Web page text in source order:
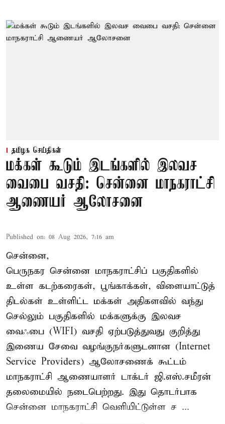
தமிழக செய்திகள்
மக்கள் கூடும் இடங்களில் இலவச
வைபை வசதி: சென்னை மாநகராட்சி
ஆணையர் ஆலோசனை
Published on: 08 Aug 2026, 7:16 am
சென்னை,
பெருநகர சென்னை மாநகராட்சிப் பகுதிகளில்
உள்ள கடற்கரைகள், பூங்காக்கள், விளையாட்டுத்
திடல்கள் உள்ளிட்ட மக்கள் அதிகளவில் வந்து
செல்லும் பகுதிகளில் மக்களுக்கு இலவச
வைஃபை (WIFI) வசதி ஏற்படுத்துவது குறித்து
இணைய சேவை வழங்குநர்களுடனான (Internet
Service Providers) ஆலோசணைக் கூட்டம்
மாநகராட்சி ஆணையாளர் டாக்டர் ஜி.எஸ்.சமீரன்
தலைமையில் நடைபெற்றது. இது தொடர்பாக
சென்னை மாநகராட்சி வெளியிட்டுள்ள ச ...